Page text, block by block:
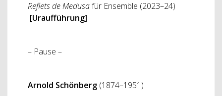
Reflets de Medusafür Ensemble (2023–24)
[Uraufführung]
– Pause –
Arnold Schönberg (1874–1951)